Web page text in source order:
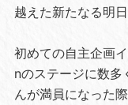
越えた新たなる明
初めての自主企画
nのステージに数多
んが満員になった